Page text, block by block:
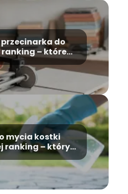
przecinarka do
– które
wybrać?
mycia kostki
ranking – który
wybrać?